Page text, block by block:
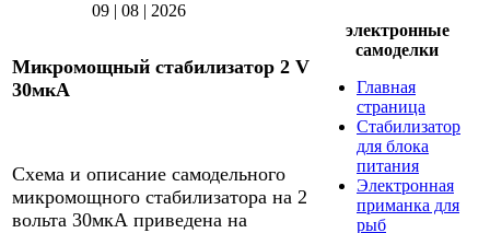
09 | 08 | 2026
Микромощный стабилизатор 2 V
30мкА
Схема и описание самодельного
микромощного стабилизатора на 2
вольта 30мкА приведена на
электронные
самоделки
Главная
страница
Стабилизатор
для блока
питания
Электронная
приманка для
рыб